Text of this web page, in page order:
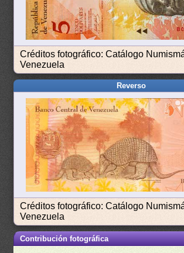
Créditos fotográfico: Catálogo
Venezuela
Reverso
Créditos fotográfico: Catálogo
Venezuela
Contribución fotográfica